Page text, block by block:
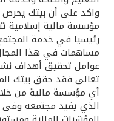
واكد على أن بيتك يحرص
مؤسسة مالية إسلامية
رئيسيا في خدمة
مساهمات في هذا
عوامل تحقيق أهداف
تعالى فقد حقق بيتك
أي مؤسسة مالية من
الذي يفيد مجتمعه